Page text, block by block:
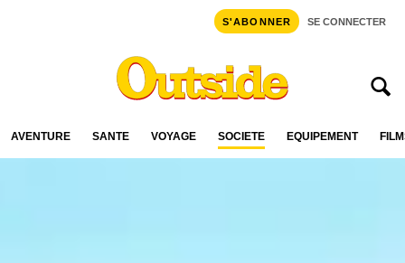
S'ABONNER SE CONNECTER
AVENTURE SANTÉ VOYAGE SOCIÉTÉ ÉQUIPEMENT